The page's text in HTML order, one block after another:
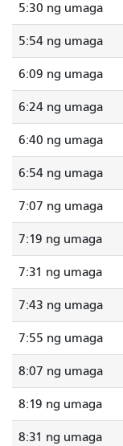
5:30 ng umaga
5:54 ng umaga
6:09 ng umaga
6:24 ng umaga
6:40 ng umaga
6:54 ng umaga
7:07 ng umaga
7:19 ng umaga
7:31 ng umaga
7:43 ng umaga
7:55 ng umaga
8:07 ng umaga
8:19 ng umaga
8:31 ng umaga